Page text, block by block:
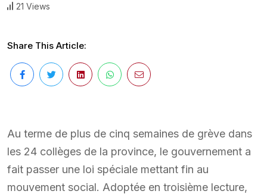
21 Views
Share This Article:
Au terme de plus de cinq semaines de grève dans
les 24 collèges de la province, le gouvernement a
fait passer une loi spéciale mettant fin au
mouvement social. Adoptée en troisième lecture,